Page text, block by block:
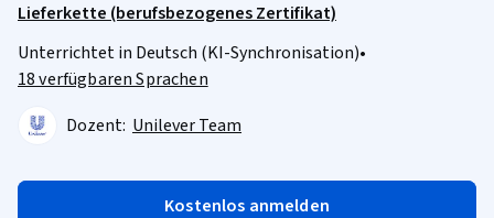
Lieferkette (berufsbezogenes Zertifikat)
Unterrichtet in Deutsch (KI-Synchronisation)•
18 verfügbaren Sprachen
Dozent: Unilever Team
Kostenlos anmelden